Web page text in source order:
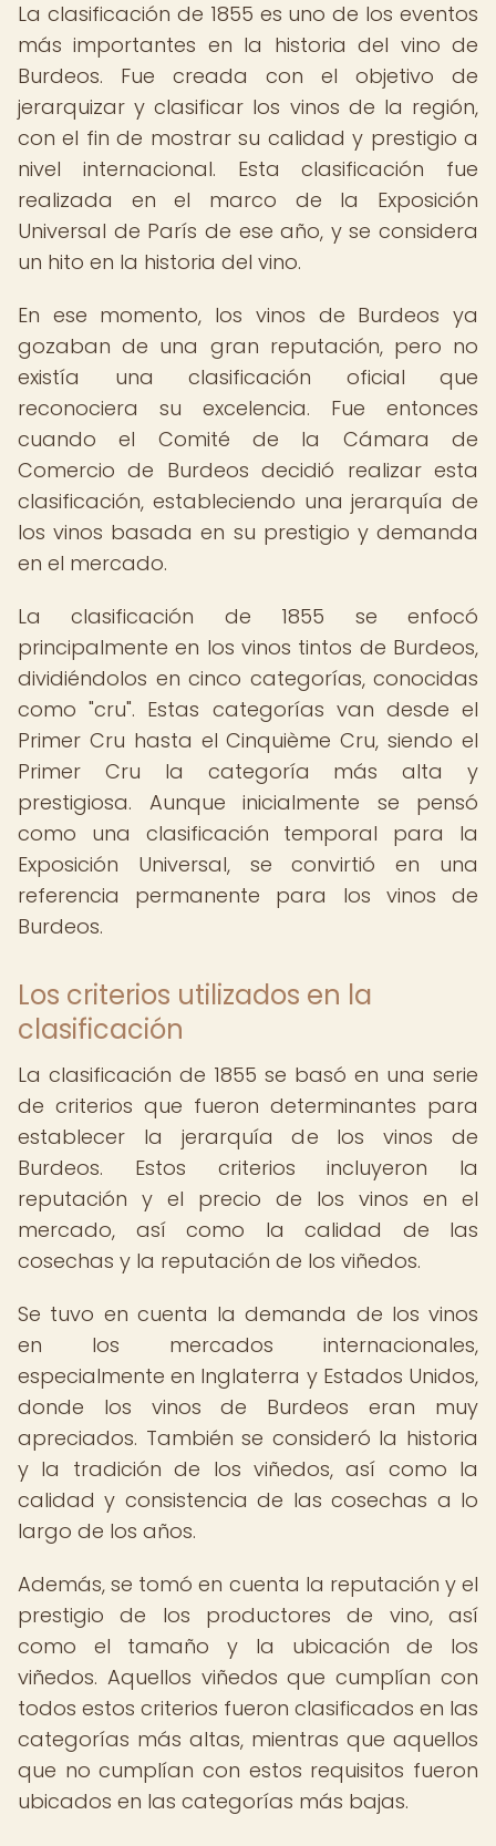
La clasificación de 1855 es uno de los eventos
más importantes en la historia del vino de
Burdeos. Fue creada con el objetivo de
jerarquizar y clasificar los vinos de la región,
con el fin de mostrar su calidad y prestigio a
nivel internacional. Esta clasificación fue
realizada en el marco de la Exposición
Universal de París de ese año, y se considera
un hito en la historia del vino.
En ese momento, los vinos de Burdeos ya
gozaban de una gran reputación, pero no
existía una clasificación oficial que
reconociera su excelencia. Fue entonces
cuando el Comité de la Cámara de
Comercio de Burdeos decidió realizar esta
clasificación, estableciendo una jerarquía de
los vinos basada en su prestigio y demanda
en el mercado.
La clasificación de 1855 se enfocó
principalmente en los vinos tintos de Burdeos,
dividiéndolos en cinco categorías, conocidas
como "cru". Estas categorías van desde el
Primer Cru hasta el Cinquième Cru, siendo el
Primer Cru la categoría más alta y
prestigiosa. Aunque inicialmente se pensó
como una clasificación temporal para la
Exposición Universal, se convirtió en una
referencia permanente para los vinos de
Burdeos.
Los criterios utilizados en la
clasificación
La clasificación de 1855 se basó en una serie
de criterios que fueron determinantes para
establecer la jerarquía de los vinos de
Burdeos. Estos criterios incluyeron la
reputación y el precio de los vinos en el
mercado, así como la calidad de las
cosechas y la reputación de los viñedos.
Se tuvo en cuenta la demanda de los vinos
en los mercados internacionales,
especialmente en Inglaterra y Estados Unidos,
donde los vinos de Burdeos eran muy
apreciados. También se consideró la historia
y la tradición de los viñedos, así como la
calidad y consistencia de las cosechas a lo
largo de los años.
Además, se tomó en cuenta la reputación y el
prestigio de los productores de vino, así
como el tamaño y la ubicación de los
viñedos. Aquellos viñedos que cumplían con
todos estos criterios fueron clasificados en las
categorías más altas, mientras que aquellos
que no cumplían con estos requisitos fueron
ubicados en las categorías más bajas.